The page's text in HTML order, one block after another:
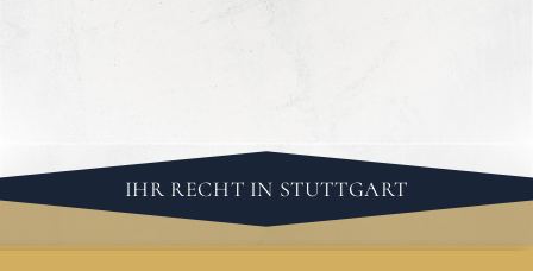
IHR RECHT IN STUTTGART